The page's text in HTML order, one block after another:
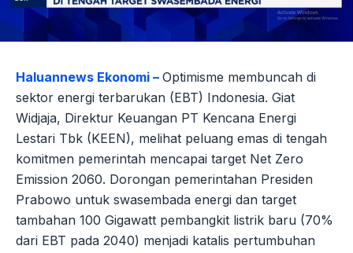
Haluannews Ekonomi – Optimisme membuncah di
sektor energi terbarukan (EBT) Indonesia. Giat
Widjaja, Direktur Keuangan PT Kencana Energi
Lestari Tbk (KEEN), melihat peluang emas di tengah
komitmen pemerintah mencapai target Net Zero
Emission 2060. Dorongan pemerintahan Presiden
Prabowo untuk swasembada energi dan target
tambahan 100 Gigawatt pembangkit listrik baru (70%
dari EBT pada 2040) menjadi katalis pertumbuhan